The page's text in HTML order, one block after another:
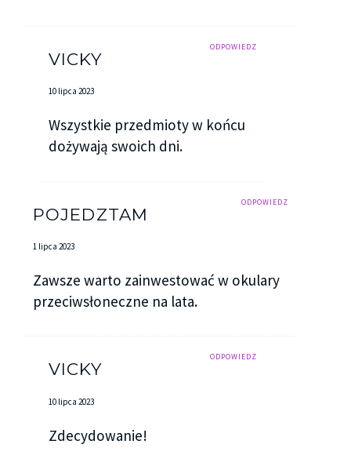
ODPOWIEDZ
VICKY
10 lipca 2023
Wszystkie przedmioty w końcu
dożywają swoich dni.
ODPOWIEDZ
POJEDZTAM
1 lipca 2023
Zawsze warto zainwestować w okulary
przeciwsłoneczne na lata.
ODPOWIEDZ
VICKY
10 lipca 2023
Zdecydowanie!